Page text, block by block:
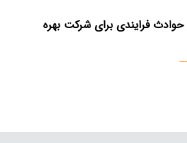
حوادث فرایندی برای شرکت بهره